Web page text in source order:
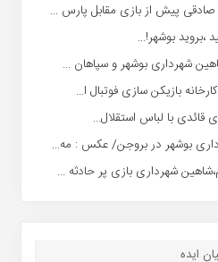
پیش از بازی مقابل پارس ...
بوشهر!...
شهردارى بوشهر و سپاهان ...
بازیکن سازی فوتبال ا...
قائدی با لباس استقلال...
بوشهر در بروجن/ عکس : مه...
شهرداری بازی پر حادثه ...
ایده